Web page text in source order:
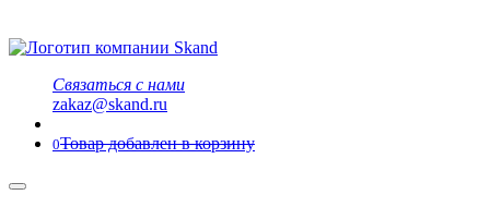
Связаться с нами
zakaz@skand.ru
0Товар добавлен в корзину